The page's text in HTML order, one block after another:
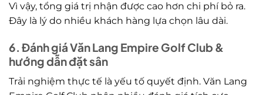
Vì vậy, tổng giá trị nhận được cao hơn chi phí bỏ ra.
Đây là lý do nhiều khách hàng lựa chọn lâu dài.
6. Đánh giá Văn Lang Empire Golf Club &
hướng dẫn đặt sân
Trải nghiệm thực tế là yếu tố quyết định. Văn Lang